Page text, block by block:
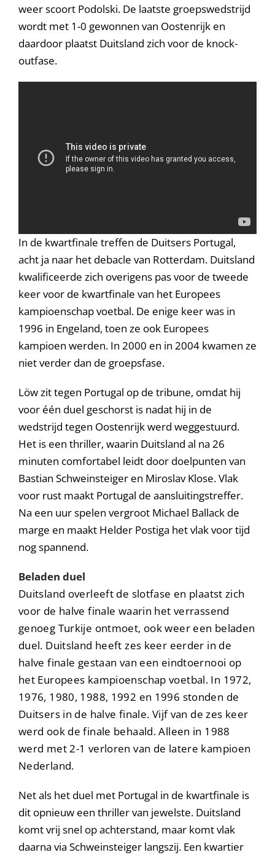
weer scoort Podolski. De laatste groepswedstrijd
wordt met 1-0 gewonnen van Oostenrijk en
daardoor plaatst Duitsland zich voor de knock-
outfase.
In de kwartfinale treffen de Duitsers Portugal,
acht ja naar het debacle van Rotterdam. Duitsland
kwalificeerde zich overigens pas voor de tweede
keer voor de kwartfinale van het Europees
kampioenschap voetbal. De enige keer was in
1996 in Engeland, toen ze ook Europees
kampioen werden. In 2000 en in 2004 kwamen ze
niet verder dan de groepsfase.
Löw zit tegen Portugal op de tribune, omdat hij
voor één duel geschorst is nadat hij in de
wedstrijd tegen Oostenrijk werd weggestuurd.
Het is een thriller, waarin Duitsland al na 26
minuten comfortabel leidt door doelpunten van
Bastian Schweinsteiger en Miroslav Klose. Vlak
voor rust maakt Portugal de aansluitingstreffer.
Na een uur spelen vergroot Michael Ballack de
marge en maakt Helder Postiga het vlak voor tijd
nog spannend.
Beladen duel
Duitsland overleeft de slotfase en plaatst zich
voor de halve finale waarin het verrassend
genoeg Turkije ontmoet, ook weer een beladen
duel. Duitsland heeft zes keer eerder in de
halve finale gestaan van een eindtoernooi op
het Europees kampioenschap voetbal. In 1972,
1976, 1980, 1988, 1992 en 1996 stonden de
Duitsers in de halve finale. Vijf van de zes keer
werd ook de finale behaald. Alleen in 1988
werd met 2-1 verloren van de latere kampioen
Nederland.
Net als het duel met Portugal in de kwartfinale is
dit opnieuw een thriller van jewelste. Duitsland
komt vrij snel op achterstand, maar komt vlak
daarna via Schweinsteiger langszij. Een kwartier